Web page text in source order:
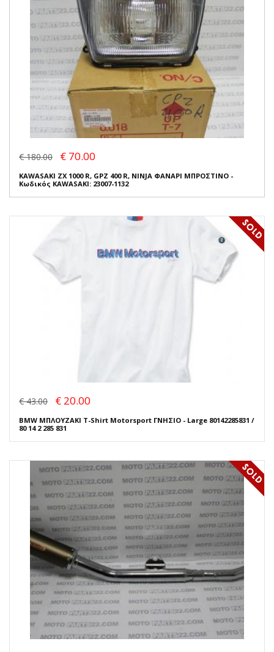
€ 180.00 € 70.00
KAWASAKI ZX 1000 R, GPZ 400 R, NINJA ΦΑΝΑΡΙ ΜΠΡΟΣΤΙΝΟ -
Κωδικός KAWASAKI: 23007-1132
€ 43.00 € 20.00
BMW ΜΠΛΟΥΖΑΚΙ T-Shirt Motorsport ΓΝΗΣΙΟ - Large 80142285831 /
80 14 2 285 831